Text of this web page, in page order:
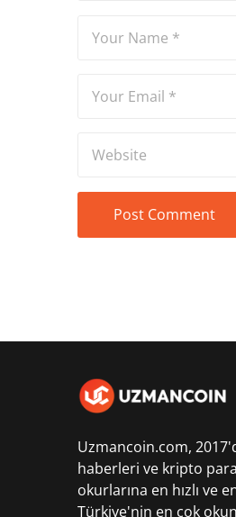
Uzmancoin.com,
haberleri ve kripto
okurlarına en hızlı ve
Türkiye'nin en çok